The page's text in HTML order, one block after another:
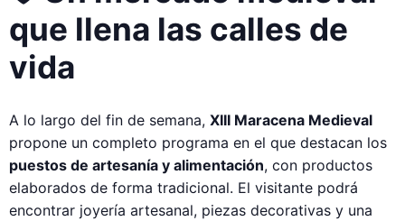
que llena las calles de
vida
A lo largo del fin de semana, XIII Maracena Medieval
propone un completo programa en el que destacan los
puestos de artesanía y alimentación, con productos
elaborados de forma tradicional. El visitante podrá
encontrar joyería artesanal, piezas decorativas y una